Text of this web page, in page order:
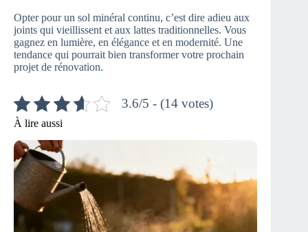
Opter pour un sol minéral continu, c’est dire adieu aux
joints qui vieillissent et aux lattes traditionnelles. Vous
gagnez en lumière, en élégance et en modernité. Une
tendance qui pourrait bien transformer votre prochain
projet de rénovation.
3.6/5 - (14 votes)
À lire aussi